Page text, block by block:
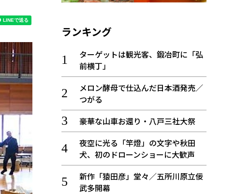
ランキング
ターゲットは観光客、鍛冶町に「弘
前横丁」
メロン酵母で仕込んだ日本酒発売／
つがる
豪華な山車お還り・八戸三社大祭
夜空に光る「竿燈」の文字や秋田
犬、初のドローンショーに大歓声
新作「猿田彦」堂々／五所川原立佞
武多開幕